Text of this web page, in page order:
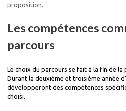
proposition.
Les compétences
parcours
Le choix du parcours se fait à la fin de
Durant la deuxième et troisième année
développeront des compétences
choisi.